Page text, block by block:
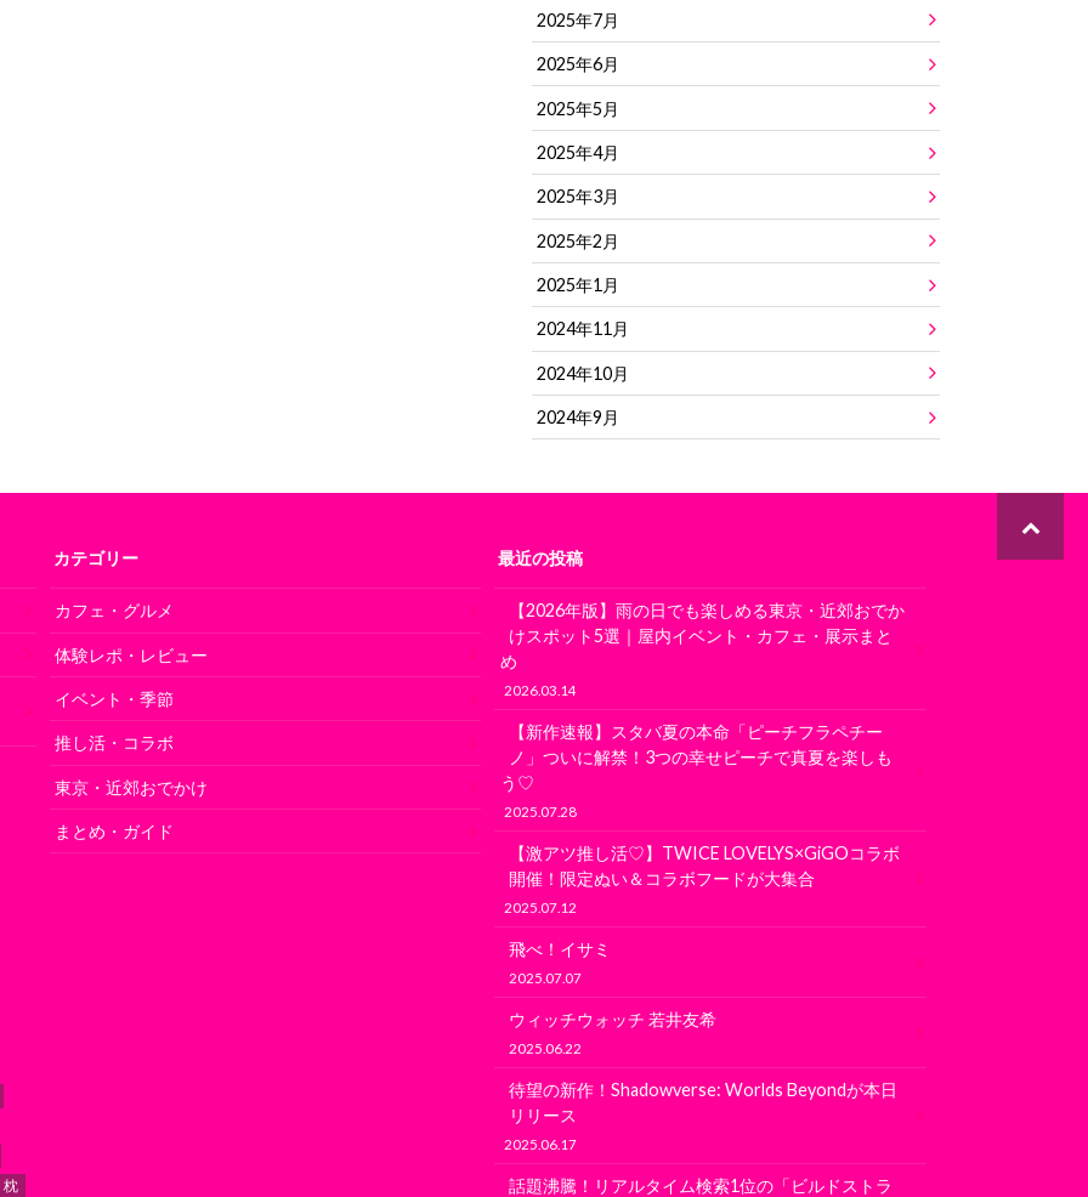
2025年7月
2025年6月
2025年5月
2025年4月
2025年3月
2025年2月
2025年1月
2024年11月
2024年10月
2024年9月
枕
カテゴリー
カフェ・グルメ
体験レポ・レビュー
イベント・季節
推し活・コラボ
東京・近郊おでかけ
まとめ・ガイド
最近の投稿
【2026年版】雨の日でも楽しめる東京・近郊おでか
けスポット5選｜屋内イベント・カフェ・展示まと
め
2026.03.14
【新作速報】スタバ夏の本命「ピーチフラペチー
ノ」ついに解禁！3つの幸せピーチで真夏を楽しも
う♡
2025.07.28
【激アツ推し活♡】TWICE LOVELYS×GiGOコラボ
開催！限定ぬい＆コラボフードが大集合
2025.07.12
飛べ！イサミ
2025.07.07
ウィッチウォッチ 若井友希
2025.06.22
待望の新作！Shadowverse: Worlds Beyondが本日
リリース
2025.06.17
話題沸騰！リアルタイム検索1位の「ビルドストラ